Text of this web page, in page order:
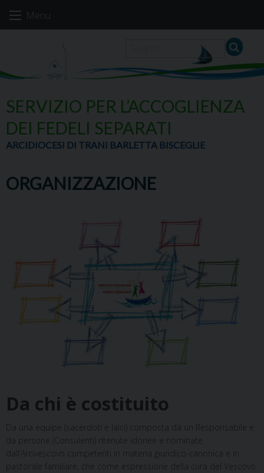
Menu
SERVIZIO PER L’ACCOGLIENZA
DEI FEDELI SEPARATI
ARCIDIOCESI DI TRANI BARLETTA BISCEGLIE
ORGANIZZAZIONE
Da chi è costituito
Da una equipe (sacerdoti e laici) composta da un Responsabile e
da persone (Consulenti) ritenute idonee e nominate
dall’Arcivescovo competenti in materia giuridico-canonica e in
pastorale familiare, che come espressione della cura del Vescovo